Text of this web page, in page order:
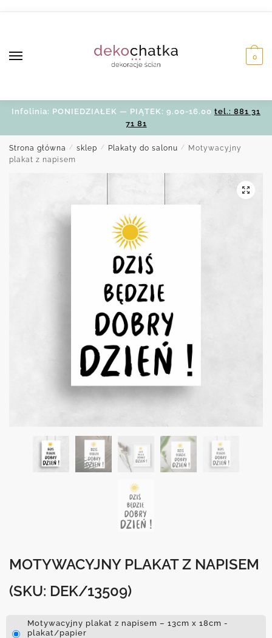
0
Infolinia: PONIEDZIAŁEK — PIĄTEK: 9.00-16.00 tel.: 881 31
71 81
Strona główna / sklep / Plakaty do salonu /
Motywacyjny
plakat z napisem
MOTYWACYJNY PLAKAT Z NAPISEM
(SKU: DEK/13509)
Motywacyjny plakat z napisem – 13cm x 18cm -
plakat/papier